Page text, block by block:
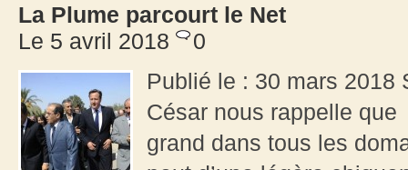
La Plume parcourt le Net
Le 5 avril 2018
0
Publié le : 30 mars 2018
César nous rappelle
grand dans tous les